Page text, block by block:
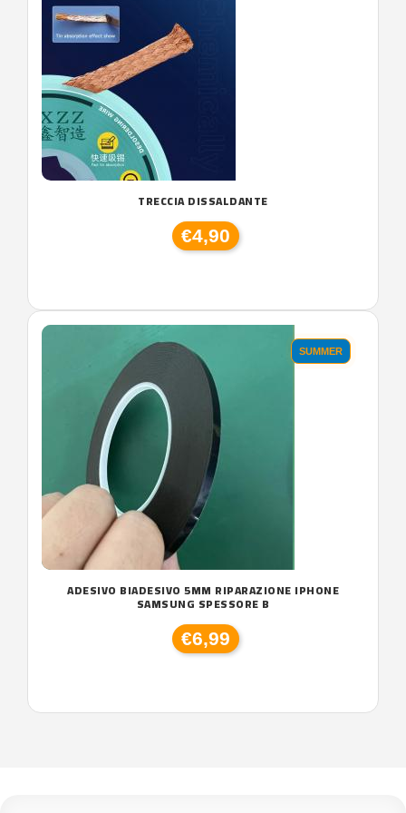
TRECCIA DISSALDANTE
€4,90
SUMMER
ADESIVO BIADESIVO 5MM RIPARAZIONE IPHONE
SAMSUNG SPESSORE B
€6,99